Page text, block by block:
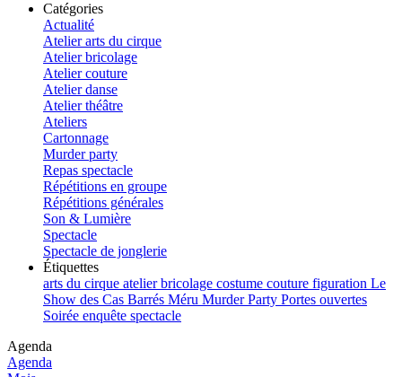
Catégories
Actualité
Atelier arts du cirque
Atelier bricolage
Atelier couture
Atelier danse
Atelier théâtre
Ateliers
Cartonnage
Murder party
Repas spectacle
Répétitions en groupe
Répétitions générales
Son & Lumière
Spectacle
Spectacle de jonglerie
Étiquettes
arts du cirque atelierbricolage costume couture figuration Le
Show des Cas Barrés Méru Murder Party Portes ouvertes
Soirée enquête spectacle
Agenda
Agenda